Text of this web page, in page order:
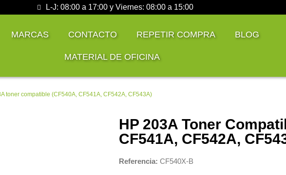
L-J: 08:00 a 17:00 y Viernes: 08:00 a 15:00
MARCAS CONTACTO REPETIR COMPRA BLOG
MATERIAL DE OFICINA
toner compatible (CF540A, CF541A, CF542A, CF543A)
HP 203A Toner
CF541A, CF542A,
Referencia CF540X-B